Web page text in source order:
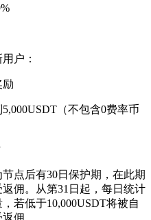
户：
励
（不包含0费率币
点后有30日保护期，在此期
佣。从第31日起，每日统计
若低于10,000USDT将被自
佣。